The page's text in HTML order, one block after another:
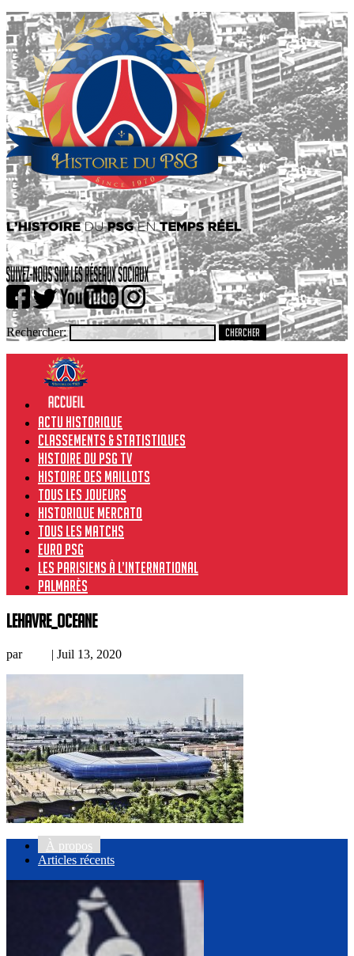
Rechercher:
Actu historique
Classements & Statistiques
Histoire du PSG TV
Histoire des maillots
Tous les joueurs
Historique Mercato
Tous les matchs
Euro PSG
Les Parisiens à l’international
Palmarès
LeHavre_Oceane
par | Juil 13, 2020
À propos
Articles récents